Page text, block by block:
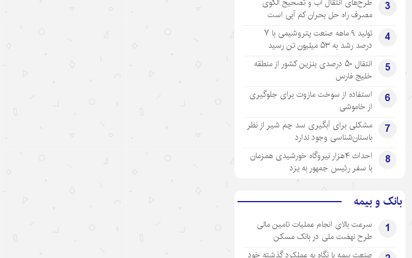
3
مصرف راه حل بحران کم آبی است
4
تولید ۹ ماهه صنعت پتروشیمی با ۷
درصد رشد به ۵۳ میلیون تن رسید
5
انتقال ۵۰ درصدی بنزین کشور از منطقه
خلیج فارس
6
استفاده از سوخت مازوت برای جلوگیری
از خاموشی
7
مشکلی برای آبگیری سد چم شیر از نظر
باستان‌شناسی وجود ندارد
8
احداث ۴هزار نیروگاه خورشیدی همزمان
با سفر رئیس جمهور به یزد
بانک و بیمه
1
سرعت بالای انجام عملیات تامین مالی
طرح نهضت ملی در بانک مسکن
صنعت بیمه با نگاه به عملکرد گذشته خود